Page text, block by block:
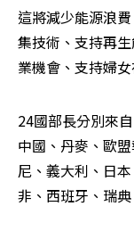
這將減少能源浪
集技術、支持再
業機會、支持婦
24國部長分別來
中國、丹麥、歐
尼、義大利、日
非、西班牙、瑞